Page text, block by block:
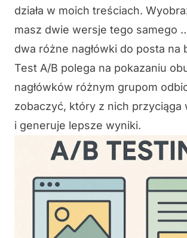
działa w moich treściach.
masz dwie wersje tego samego
dwa różne nagłówki do posta na
Test A/B polega na pokazaniu
nagłówków różnym grupom
zobaczyć, który z nich przyciąga
i generuje lepsze wyniki.